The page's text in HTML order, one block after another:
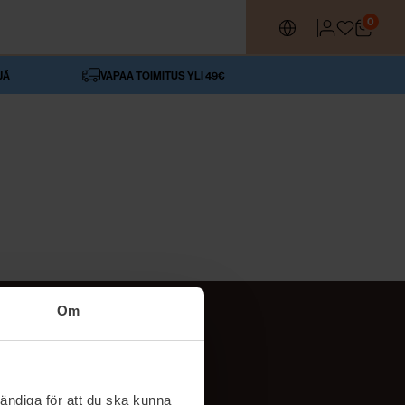
Om
för att du ska kunna
0
VAPAA TOIMITUS YLI 49€
SEURAA MEITÄ